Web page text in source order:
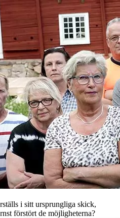
i sitt ursprungliga skick,
förstört de möjligheterna?